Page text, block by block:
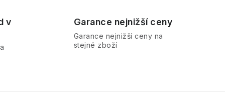
v Garance nejnižší ceny
Garance nejnižší ceny na
stejné zboží